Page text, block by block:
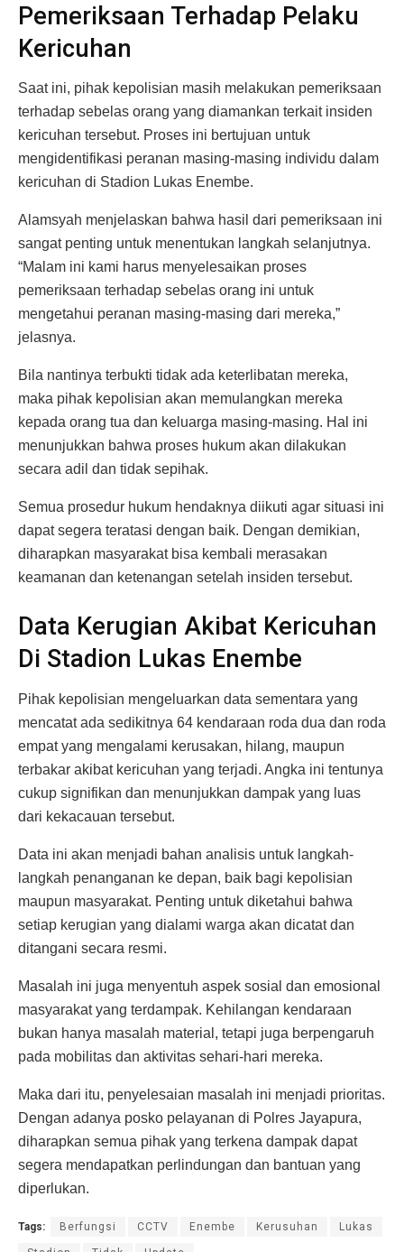
Pemeriksaan Terhadap Pelaku
Kericuhan
Saat ini, pihak kepolisian masih melakukan pemeriksaan
terhadap sebelas orang yang diamankan terkait insiden
kericuhan tersebut. Proses ini bertujuan untuk
mengidentifikasi peranan masing-masing individu dalam
kericuhan di Stadion Lukas Enembe.
Alamsyah menjelaskan bahwa hasil dari pemeriksaan ini
sangat penting untuk menentukan langkah selanjutnya.
“Malam ini kami harus menyelesaikan proses
pemeriksaan terhadap sebelas orang ini untuk
mengetahui peranan masing-masing dari mereka,”
jelasnya.
Bila nantinya terbukti tidak ada keterlibatan mereka,
maka pihak kepolisian akan memulangkan mereka
kepada orang tua dan keluarga masing-masing. Hal ini
menunjukkan bahwa proses hukum akan dilakukan
secara adil dan tidak sepihak.
Semua prosedur hukum hendaknya diikuti agar situasi ini
dapat segera teratasi dengan baik. Dengan demikian,
diharapkan masyarakat bisa kembali merasakan
keamanan dan ketenangan setelah insiden tersebut.
Data Kerugian Akibat Kericuhan
Di Stadion Lukas Enembe
Pihak kepolisian mengeluarkan data sementara yang
mencatat ada sedikitnya 64 kendaraan roda dua dan roda
empat yang mengalami kerusakan, hilang, maupun
terbakar akibat kericuhan yang terjadi. Angka ini tentunya
cukup signifikan dan menunjukkan dampak yang luas
dari kekacauan tersebut.
Data ini akan menjadi bahan analisis untuk langkah-
langkah penanganan ke depan, baik bagi kepolisian
maupun masyarakat. Penting untuk diketahui bahwa
setiap kerugian yang dialami warga akan dicatat dan
ditangani secara resmi.
Masalah ini juga menyentuh aspek sosial dan emosional
masyarakat yang terdampak. Kehilangan kendaraan
bukan hanya masalah material, tetapi juga berpengaruh
pada mobilitas dan aktivitas sehari-hari mereka.
Maka dari itu, penyelesaian masalah ini menjadi prioritas.
Dengan adanya posko pelayanan di Polres Jayapura,
diharapkan semua pihak yang terkena dampak dapat
segera mendapatkan perlindungan dan bantuan yang
diperlukan.
Tags: Berfungsi CCTV Enembe Kerusuhan Lukas